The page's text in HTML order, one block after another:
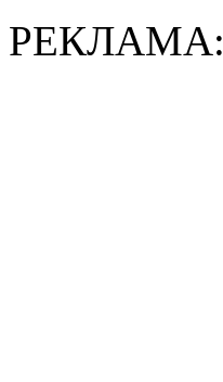
РЕКЛАМА: